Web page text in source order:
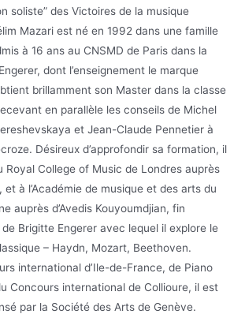
soliste” des Victoires de la musique
Mazari est né en 1992 dans une famille
à 16 ans au CNSMD de Paris dans la
dont l’enseignement le marque
brillamment son Master dans la classe
en parallèle les conseils de Michel
et Jean-Claude Pennetier à
Désireux d’approfondir sa formation, il
Royal College of Music de Londres auprès
à l’Académie de musique et des arts du
auprès d’Avedis Kouyoumdjian, fin
Brigitte Engerer avec lequel il explore le
– Haydn, Mozart, Beethoven.
international d’Ile-de-France, de Piano
Concours international de Collioure, il est
par la Société des Arts de Genève.